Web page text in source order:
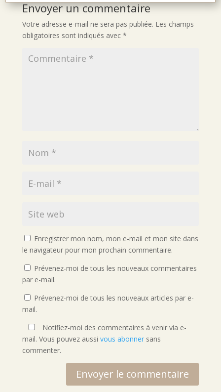
Envoyer un commentaire
Votre adresse e-mail ne sera pas publiée. Les champs
obligatoires sont indiqués avec *
Enregistrer mon nom, mon e-mail et mon site dans
le navigateur pour mon prochain commentaire.
Prévenez-moi de tous les nouveaux commentaires
par e-mail.
Prévenez-moi de tous les nouveaux articles par e-
mail.
Notifiez-moi des commentaires à venir via e-
mail. Vous pouvez aussi vous abonnersans
commenter.
Envoyer le commentaire